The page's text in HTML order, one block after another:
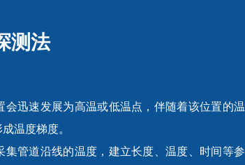
测法
迅速发展为高温或低温点，伴随着该位置的温
温度梯度。
管道沿线的温度，建立长度、温度、时间等参